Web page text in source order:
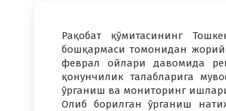
Рақобат қўмитасининг
бошқармаси томонидан
феврал ойлари давомида
қонунчилик талабларига
ўрганиш ва мониторинг
Олиб борилган ўрганиш